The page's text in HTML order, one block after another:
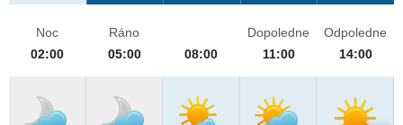
Noc
02:00
Ráno
05:00
08:00
Dopoledne
11:00
Odpoledne
14:00